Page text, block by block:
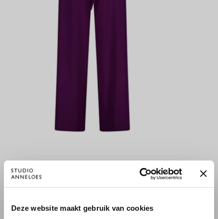
Deze website maakt gebruik van cookies
GRACE TROUSERS - PLUM
129,95 €
WILLKOMMEN BEI STUDIO